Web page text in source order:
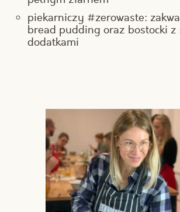
piekarniczy #zerowaste:
bread pudding oraz bostocki z
dodatkami